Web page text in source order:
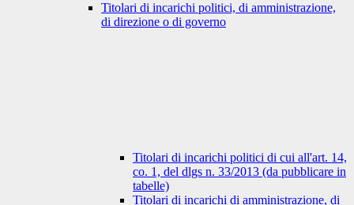
Titolari di incarichi politici, di amministrazione,
di direzione o di governo
Titolari di incarichi politici di cui all'art. 14,
co. 1, del dlgs n. 33/2013 (da pubblicare in
tabelle)
Titolari di incarichi di amministrazione, di